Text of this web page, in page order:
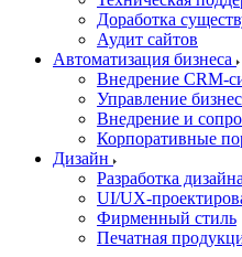
Доработка
Аудит сайтов
Автоматизация бизнеса
Внедрение CRM-
Управление
Внедрение и
Корпоративные
Дизайн
Разработка
UI/UX-
Фирменный стиль
Печатная